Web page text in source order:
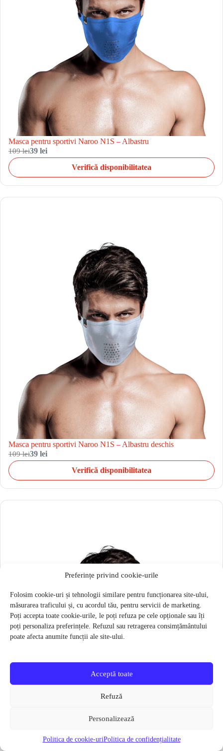
Preferințe privind cookie-urile
Folosim cookie-uri și tehnologii similare pentru funcționarea site-ului,
măsurarea traficului și, cu acordul tău, pentru servicii de marketing.
Poți accepta toate cookie-urile, le poți refuza pe cele opționale sau îți
poți personaliza preferințele. Refuzul sau retragerea consimțământului
poate afecta anumite funcții ale site-ului.
Acceptă toate
Refuză
Personalizează
Politica de cookie-uriPolitica de confidențialitate
Masca pentru sportivi Naroo N1S – Albastru
109 lei39 lei
Verifică disponibilitatea
Masca pentru sportivi Naroo N1S – Albastru deschis
109 lei39 lei
Verifică disponibilitatea